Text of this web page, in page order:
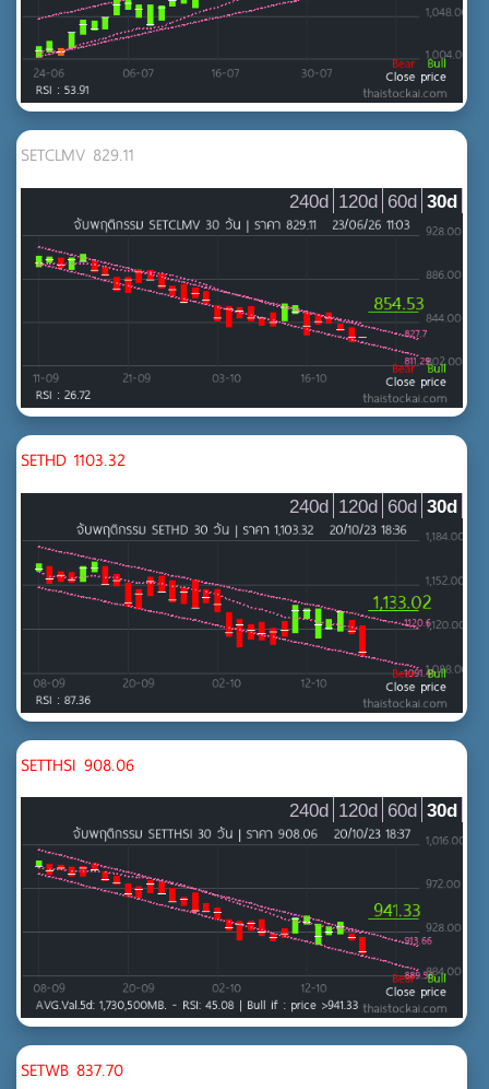
สื่อและสิ่งพิมพ์
สินค้าอุตสาหกรรม
MAI
กระดาษและวัสดุการพิมพ์
ยานยนต์
วัสดุอุตสาหกรรมและเครื่องจักร
เหล็ก และ ผลิตภัณฑ์โลหะ
MAI
ของใช้ส่วนตัวและเวชภัณฑ์
ของใช้ในครัวเรือนและสำนักงาน
อสังหาริมทรัพย์และก่อสร้าง
MAI
กองทุนรวมอสังหาริมทรัพย์และกองทรัสต์เพื่อการลงทุนใน
อสังหาริมทรัพย์
พัฒนาอสังหาริมทรัพย์
วัสดุก่อสร้าง
ธุรกิจการเกษตร
อาหารและเครื่องดื่ม
เกษตรและอุตสาหกรรมอาหาร
เทคโนโลยี
MAI
ชิ้นส่วนอิเล็กทรอนิกส์
เทคโนโลยีสารสนเทศและการสื่อสาร
SETCLMV 829.11
30d
60d
120d
240d
SETHD 1103.32
30d
60d
120d
240d
SETTHSI 908.06
30d
60d
120d
240d
SETWB 837.70